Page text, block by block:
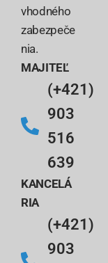
vhodného
zabezpeče
nia.
MAJITEĽ
(+421)
903
516
639
KANCELÁ
RIA
(+421)
903